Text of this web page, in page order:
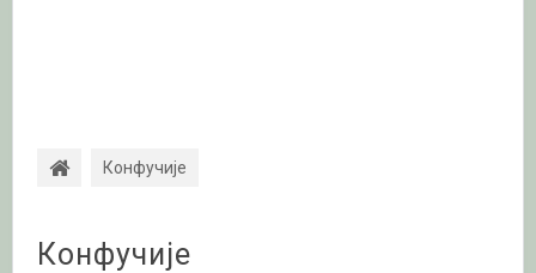
Конфучије
Конфучије